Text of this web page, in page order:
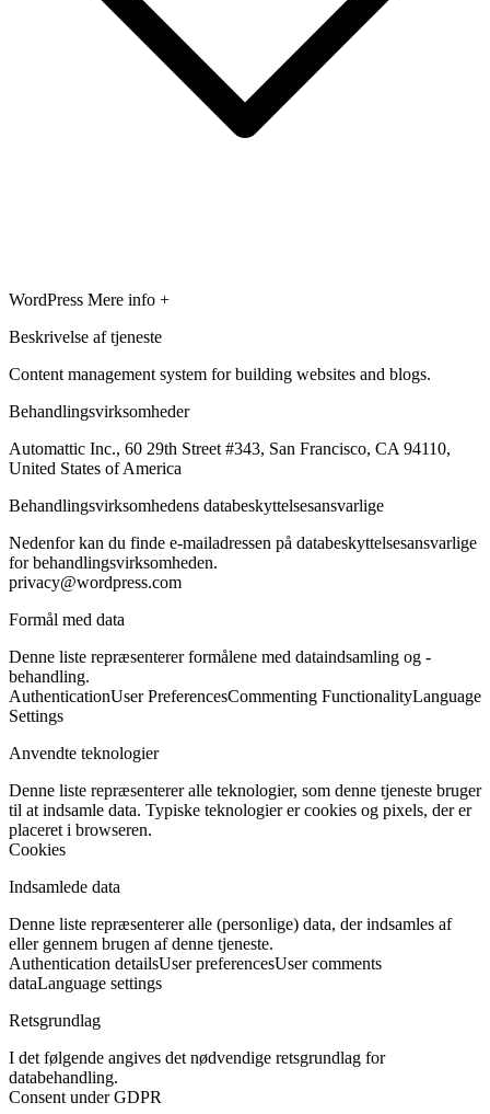
WordPress Mere info +
Beskrivelse af tjeneste
Content management system for building websites and blogs.
Behandlingsvirksomheder
Automattic Inc., 60 29th Street #343, San Francisco, CA 94110,
United States of America
Behandlingsvirksomhedens databeskyttelsesansvarlige
Nedenfor kan du finde e-mailadressen på databeskyttelsesansvarlige
for behandlingsvirksomheden.
privacy@wordpress.com
Formål med data
Denne liste repræsenterer formålene med dataindsamling og -
behandling.
AuthenticationUser PreferencesCommenting FunctionalityLanguage
Settings
Anvendte teknologier
Denne liste repræsenterer alle teknologier, som denne tjeneste bruger
til at indsamle data. Typiske teknologier er cookies og pixels, der er
placeret i browseren.
Cookies
Indsamlede data
Denne liste repræsenterer alle (personlige) data, der indsamles af
eller gennem brugen af denne tjeneste.
Authentication detailsUser preferencesUser comments
dataLanguage settings
Retsgrundlag
I det følgende angives det nødvendige retsgrundlag for
databehandling.
Consent under GDPR